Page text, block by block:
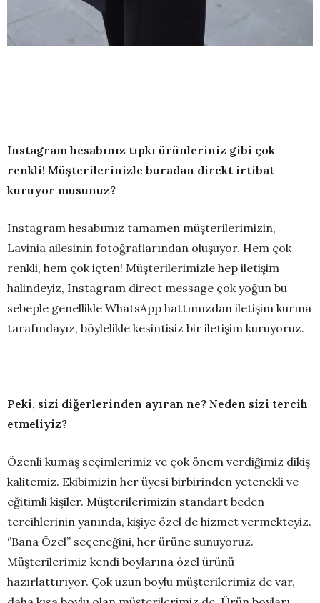
Instagram hesabınız tıpkı ürünleriniz gibi çok
renkli! Müşterilerinizle buradan direkt irtibat
kuruyor musunuz?
Instagram hesabımız tamamen müşterilerimizin,
Lavinia ailesinin fotoğraflarından oluşuyor. Hem çok
renkli, hem çok içten! Müşterilerimizle hep iletişim
halindeyiz, Instagram direct message çok yoğun bu
sebeple genellikle WhatsApp hattımızdan iletişim kurma
tarafındayız, böylelikle kesintisiz bir iletişim kuruyoruz.
Peki, sizi diğerlerinden ayıran ne? Neden sizi tercih
etmeliyiz?
Özenli kumaş seçimlerimiz ve çok önem verdiğimiz dikiş
kalitemiz. Ekibimizin her üyesi birbirinden yetenekli ve
eğitimli kişiler. Müşterilerimizin standart beden
tercihlerinin yanında, kişiye özel de hizmet vermekteyiz.
‘’Bana Özel’’ seçeneğini, her ürüne sunuyoruz.
Müşterilerimiz kendi boylarına özel ürünü
hazırlattırıyor. Çok uzun boylu müşterilerimiz de var,